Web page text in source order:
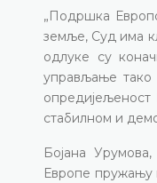
„Подршка
земље, Суд има
одлуке су
управљање
стабилном и
Бојана
Европе пружању